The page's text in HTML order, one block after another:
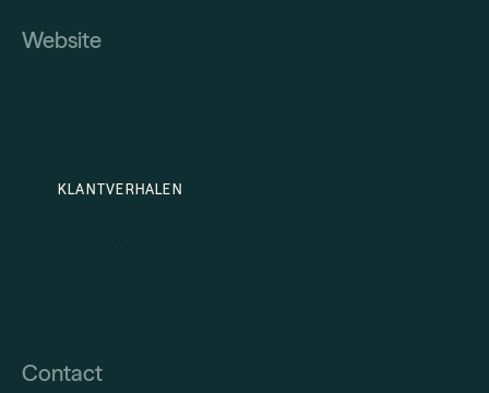
Website
KLANTVERHALEN
Contact